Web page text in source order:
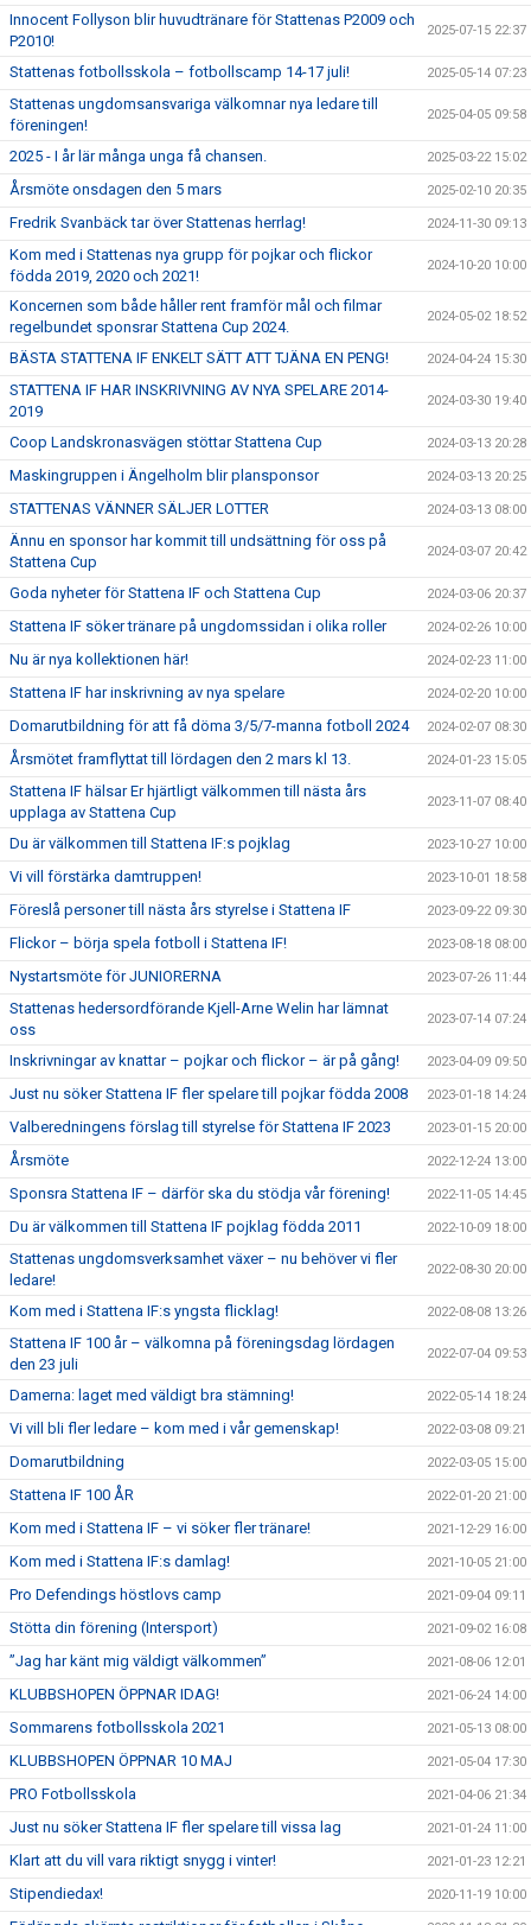
Innocent Follyson blir huvudtränare för Stattenas P2009 och
P2010!
2025-07-15 22:37
Stattenas fotbollsskola – fotbollscamp 14-17 juli! 2025-05-14 07:23
Stattenas ungdomsansvariga välkomnar nya ledare till
föreningen!
2025-04-05 09:58
2025 - I år lär många unga få chansen. 2025-03-22 15:02
Årsmöte onsdagen den 5 mars 2025-02-10 20:35
Fredrik Svanbäck tar över Stattenas herrlag! 2024-11-30 09:13
Kom med i Stattenas nya grupp för pojkar och flickor
födda 2019, 2020 och 2021!
2024-10-20 10:00
Koncernen som både håller rent framför mål och filmar
regelbundet sponsrar Stattena Cup 2024.
2024-05-02 18:52
BÄSTA STATTENA IF ENKELT SÄTT ATT TJÄNA EN PENG! 2024-04-24 15:30
STATTENA IF HAR INSKRIVNING AV NYA SPELARE 2014-
2019
2024-03-30 19:40
Coop Landskronasvägen stöttar Stattena Cup 2024-03-13 20:28
Maskingruppen i Ängelholm blir plansponsor 2024-03-13 20:25
STATTENAS VÄNNER SÄLJER LOTTER 2024-03-13 08:00
Ännu en sponsor har kommit till undsättning för oss på
Stattena Cup
2024-03-07 20:42
Goda nyheter för Stattena IF och Stattena Cup 2024-03-06 20:37
Stattena IF söker tränare på ungdomssidan i olika roller 2024-02-26 10:00
Nu är nya kollektionen här! 2024-02-23 11:00
Stattena IF har inskrivning av nya spelare 2024-02-20 10:00
Domarutbildning för att få döma 3/5/7-manna fotboll 2024 2024-02-07 08:30
Årsmötet framflyttat till lördagen den 2 mars kl 13. 2024-01-23 15:05
Stattena IF hälsar Er hjärtligt välkommen till nästa års
upplaga av Stattena Cup
2023-11-07 08:40
Du är välkommen till Stattena IF:s pojklag 2023-10-27 10:00
Vi vill förstärka damtruppen! 2023-10-01 18:58
Föreslå personer till nästa års styrelse i Stattena IF 2023-09-22 09:30
Flickor – börja spela fotboll i Stattena IF! 2023-08-18 08:00
Nystartsmöte för JUNIORERNA 2023-07-26 11:44
Stattenas hedersordförande Kjell-Arne Welin har lämnat
oss
2023-07-14 07:24
Inskrivningar av knattar – pojkar och flickor – är på gång! 2023-04-09 09:50
Just nu söker Stattena IF fler spelare till pojkar födda 2008 2023-01-18 14:24
Valberedningens förslag till styrelse för Stattena IF 2023 2023-01-15 20:00
Årsmöte 2022-12-24 13:00
Sponsra Stattena IF – därför ska du stödja vår förening! 2022-11-05 14:45
Du är välkommen till Stattena IF pojklag födda 2011 2022-10-09 18:00
Stattenas ungdomsverksamhet växer – nu behöver vi fler
ledare!
2022-08-30 20:00
Kom med i Stattena IF:s yngsta flicklag! 2022-08-08 13:26
Stattena IF 100 år – välkomna på föreningsdag lördagen
den 23 juli
2022-07-04 09:53
Damerna: laget med väldigt bra stämning! 2022-05-14 18:24
Vi vill bli fler ledare – kom med i vår gemenskap! 2022-03-08 09:21
Domarutbildning 2022-03-05 15:00
Stattena IF 100 ÅR 2022-01-20 21:00
Kom med i Stattena IF – vi söker fler tränare! 2021-12-29 16:00
Kom med i Stattena IF:s damlag! 2021-10-05 21:00
Pro Defendings höstlovs camp 2021-09-04 09:11
Stötta din förening (Intersport) 2021-09-02 16:08
”Jag har känt mig väldigt välkommen” 2021-08-06 12:01
KLUBBSHOPEN ÖPPNAR IDAG! 2021-06-24 14:00
Sommarens fotbollsskola 2021 2021-05-13 08:00
KLUBBSHOPEN ÖPPNAR 10 MAJ 2021-05-04 17:30
PRO Fotbollsskola 2021-04-06 21:34
Just nu söker Stattena IF fler spelare till vissa lag 2021-01-24 11:00
Klart att du vill vara riktigt snygg i vinter! 2021-01-23 12:21
Stipendiedax! 2020-11-19 10:00